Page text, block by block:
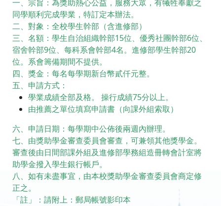
一、宗旨：為獎助熱心公益，服務大眾，有犧牲奉獻之
同學順利完成學業，特訂定本辦法。
二、對象：全校學生幹部（含進修部）
三、名額：學生自治組織幹部15位、優秀社團幹部6位、
宿舍幹部9位、每科系會幹部4名。進修部學生幹部20
位。系會籌備期間不提供。
四、獎金：每名每學期新台幣貳仟元整。
五、申請方式：
學業成績全部及格。 操行成績75分以上。
由推薦之單位填寫申請書（向課外組索取）
六、申請日期：每學期中公佈後兩週內辦理。
七、由獎助學金審查委員會審查，可兼領其他獎學金。
審查後由日間部課外組及進修部學務組造冊轉會計室將
助學金撥入學生銀行帳戶。
八、如有未盡事宜，由本校獎助學金審查委員會商定修
正之。
「註」：請附上：郵局帳號影印本